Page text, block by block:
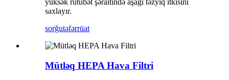
yüksək rütubət şəraitində aşağı təzyiq itkisini
saxlayır.
sorğutəfərrüat
Mütləq HEPA Hava Filtri